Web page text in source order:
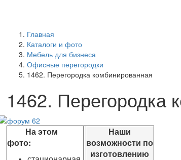
Главная
Каталоги и фото
Мебель для бизнеса
Офисные перегородки
1462. Перегородка комбинированная
1462. Перегородка
На этом
фото:
Наши
возможности по
изготовлению